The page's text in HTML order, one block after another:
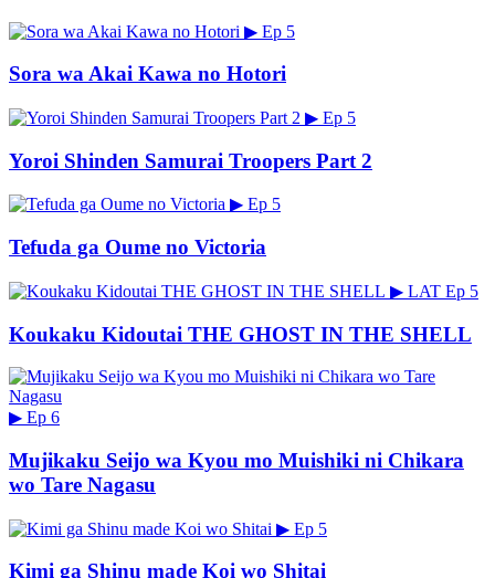
▶ Ep 5
Sora wa Akai Kawa no Hotori
▶ Ep 5
Yoroi Shinden Samurai Troopers Part 2
▶ Ep 5
Tefuda ga Oume no Victoria
▶ LAT Ep 5
Koukaku Kidoutai THE GHOST IN THE SHELL
▶ Ep 6
Mujikaku Seijo wa Kyou mo Muishiki ni Chikara
wo Tare Nagasu
▶ Ep 5
Kimi ga Shinu made Koi wo Shitai